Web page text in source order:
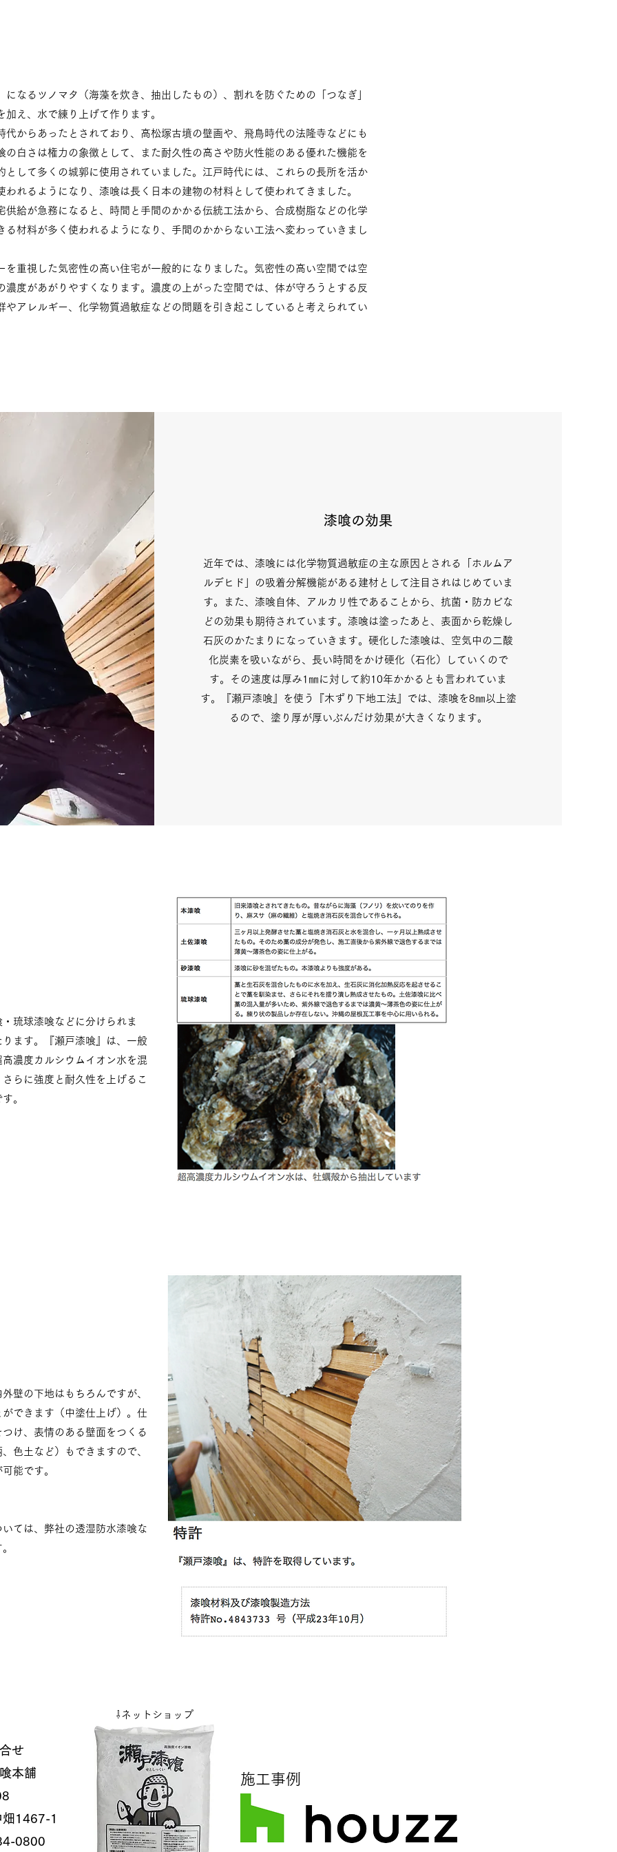
なるツノマタ（海藻を炊き、抽出したもの）、割れを防ぐための「つなぎ」
え、水で練り上げて作ります。
からあったとされており、高松塚古墳の壁画や、飛鳥時代の法隆寺などにも
白さは権力の象徴として、また耐久性の高さや防火性能のある優れた機能を
として多くの城郭に使用されていました。江戸時代には、これらの長所を活か
れるようになり、漆喰は長く日本の建物の材料として使われてきました。
供給が急務になると、時間と手間のかかる伝統工法から、合成樹脂などの化学
材料が多く使われるようになり、手間のかからない工法へ変わっていきまし
を重視した気密性の高い住宅が一般的になりました。気密性の高い空間では空
度があがりやすくなります。濃度の上がった空間では、体が守ろうとする反
やアレルギー、化学物質過敏症などの問題を引き起こしていると考えられてい
漆喰の効果
近年では、漆喰には化学物質過敏症の主な原因とされる「ホルムア
ルデヒド」の吸着分解機能がある建材として注目されはじめていま
す。また、漆喰自体、アルカリ性であることから、抗菌・防カビな
どの効果も期待されています。漆喰は塗ったあと、表面から乾燥し
石灰のかたまりになっていきます。硬化した漆喰は、空気中の二酸
化炭素を吸いながら、長い時間をかけ硬化（石化）していくので
す。その速度は厚み1㎜に対して約10年かかるとも言われていま
す。『瀬戸漆喰』を使う『木ずり下地工法』では、漆喰を8㎜以上塗
るので、塗り厚が厚いぶんだけ効果が大きくなります。
琉球漆喰などに分けられま
ます。『瀬戸漆喰』は、一般
濃度カルシウムイオン水を混
らに強度と耐久性を上げるこ
。
壁の下地はもちろんですが、
できます（中塗仕上げ）。仕
け、表情のある壁面をつくる
色土など）もできますので、
能です。
ては、弊社の透湿防水漆喰な
⇩​ネットショップ
せ​
本舗
畑1467-1
0800
​施工事例